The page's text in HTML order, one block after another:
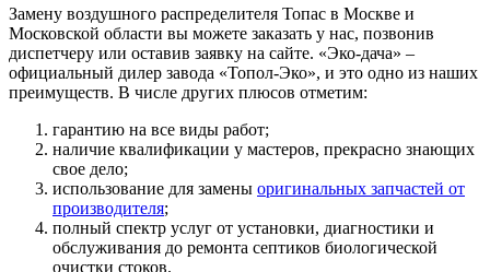
Замену воздушного распределителя Топас в Москве и
Московской области вы можете заказать у нас, позвонив
диспетчеру или оставив заявку на сайте. «Эко-дача» –
официальный дилер завода «Топол-Эко», и это одно из наших
преимуществ. В числе других плюсов отметим:
гарантию на все виды работ;
наличие квалификации у мастеров, прекрасно знающих
свое дело;
использование для замены оригинальных запчастей от
производителя;
полный спектр услуг от установки, диагностики и
обслуживания до ремонта септиков биологической
очистки стоков.